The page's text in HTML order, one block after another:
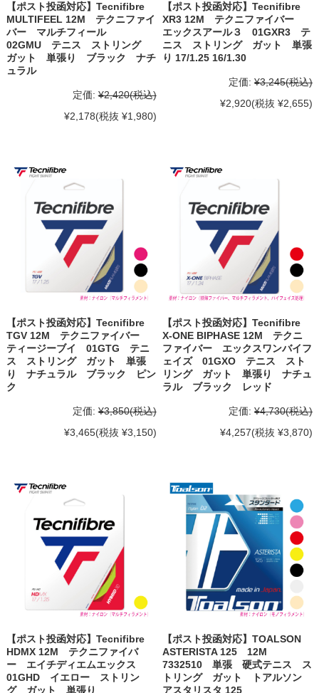
【ポスト投函対応】Tecnifibre
MULTIFEEL 12M テクニファイ
バー マルチフィール
02GMU テニス ストリング
ガット 単張り ブラック ナチ
ュラル
定価: ¥2,420(税込)
¥2,178(税抜 ¥1,980)
【ポスト投函対応】Tecnifibre
XR3 12M テクニファイバー
エックスアール３ 01GXR3 テ
ニス ストリング ガット 単張
り 17/1.25 16/1.30
定価: ¥3,245(税込)
¥2,920(税抜 ¥2,655)
【ポスト投函対応】Tecnifibre
TGV 12M テクニファイバー
ティージーブイ 01GTG テニ
ス ストリング ガット 単張
り ナチュラル ブラック ピン
ク
定価: ¥3,850(税込)
¥3,465(税抜 ¥3,150)
【ポスト投函対応】Tecnifibre
X-ONE BIPHASE 12M テクニ
ファイバー エックスワンバイフ
ェイズ 01GXO テニス スト
リング ガット 単張り ナチュ
ラル ブラック レッド
定価: ¥4,730(税込)
¥4,257(税抜 ¥3,870)
【ポスト投函対応】Tecnifibre
HDMX 12M テクニファイバ
ー エイチディエムエックス
01GHD イエロー ストリン
グ ガット 単張り
【ポスト投函対応】TOALSON
ASTERISTA 125 12M
7332510 単張 硬式テニス ス
トリング ガット トアルソン
アスタリスタ 125